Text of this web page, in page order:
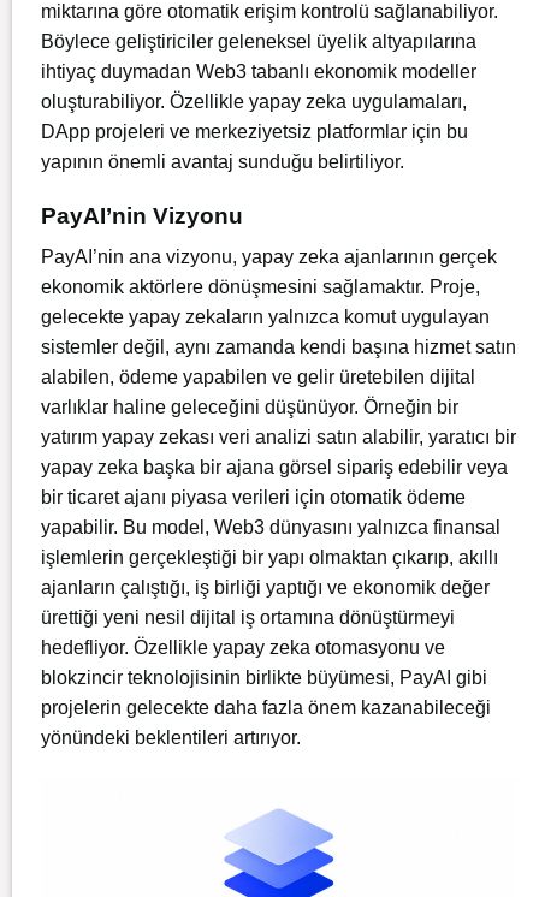
miktarına göre otomatik erişim kontrolü sağlanabiliyor.
Böylece geliştiriciler geleneksel üyelik altyapılarına
ihtiyaç duymadan Web3 tabanlı ekonomik modeller
oluşturabiliyor. Özellikle yapay zeka uygulamaları,
DApp projeleri ve merkeziyetsiz platformlar için bu
yapının önemli avantaj sunduğu belirtiliyor.
PayAI’nin Vizyonu
PayAI’nin ana vizyonu, yapay zeka ajanlarının gerçek
ekonomik aktörlere dönüşmesini sağlamaktır. Proje,
gelecekte yapay zekaların yalnızca komut uygulayan
sistemler değil, aynı zamanda kendi başına hizmet satın
alabilen, ödeme yapabilen ve gelir üretebilen dijital
varlıklar haline geleceğini düşünüyor. Örneğin bir
yatırım yapay zekası veri analizi satın alabilir, yaratıcı bir
yapay zeka başka bir ajana görsel sipariş edebilir veya
bir ticaret ajanı piyasa verileri için otomatik ödeme
yapabilir. Bu model, Web3 dünyasını yalnızca finansal
işlemlerin gerçekleştiği bir yapı olmaktan çıkarıp, akıllı
ajanların çalıştığı, iş birliği yaptığı ve ekonomik değer
ürettiği yeni nesil dijital iş ortamına dönüştürmeyi
hedefliyor. Özellikle yapay zeka otomasyonu ve
blokzincir teknolojisinin birlikte büyümesi, PayAI gibi
projelerin gelecekte daha fazla önem kazanabileceği
yönündeki beklentileri artırıyor.